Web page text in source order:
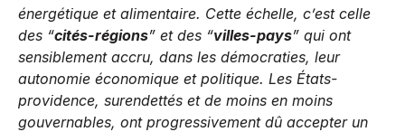
énergétique et alimentaire. Cette échelle, c’est celle
des “cités-régions” et des “villes-pays” qui ont
sensiblement accru, dans les démocraties, leur
autonomie économique et politique. Les États-
providence, surendettés et de moins en moins
gouvernables, ont progressivement dû accepter un